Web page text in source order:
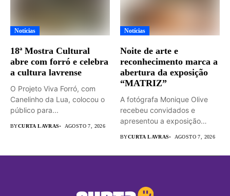
Notícias
18ª Mostra Cultural
abre com forró e celebra
a cultura lavrense
O Projeto Viva Forró, com
Canelinho da Lua, colocou o
público para...
BYCURTA LAVRAS AGOSTO 7, 2026
Notícias
Noite de arte e
reconhecimento marca a
abertura da exposição
“MATRIZ”
A fotógrafa Monique Olive
recebeu convidados e
apresentou a exposição
BYCURTA LAVRAS AGOSTO 7, 2026